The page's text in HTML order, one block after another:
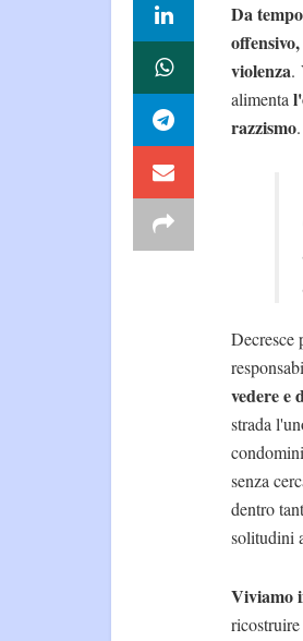
Da
violenza.
alimenta
razzismo.
Decresce
vedere e
strada
senza
dentro
solitudini
Viviamo